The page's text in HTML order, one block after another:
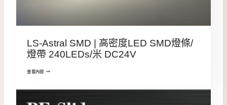
LS-Astral SMD | 高密度LED SMD燈條/
燈帶 240LEDs/米 DC24V
查看內容